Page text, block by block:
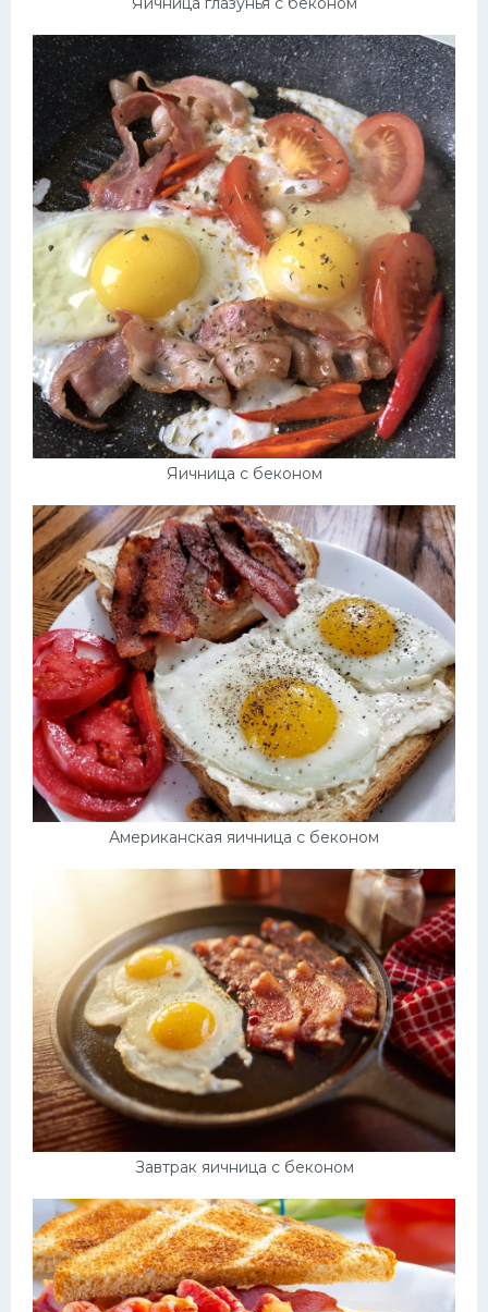
Яичница с беконом
Американская яичница с беконом
Завтрак яичница с беконом